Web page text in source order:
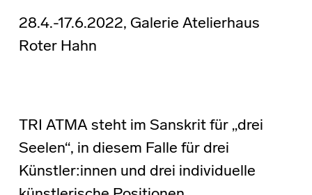
28.4.-17.6.2022, Galerie Atelierhaus
Roter Hahn
TRI ATMA steht im Sanskrit für „drei
Seelen“, in diesem Falle für drei
Künstler:innen und drei individuelle